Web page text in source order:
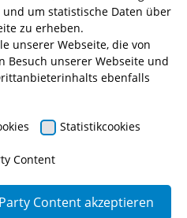
Arbeit ist das
(Bayerisches
- BayVwSG). Außerdem
Satzung, die
und das
01.01.2027
Die
ist schriftlich, zur
in einer für den
um statistische Daten über
zu erheben.
unserer Webseite, die von
Besuch unserer Webseite und
ebenfalls
Statistikcookies
Content
Content akzeptieren